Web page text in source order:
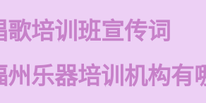
歌培训班宣传词
州乐器培训机构有